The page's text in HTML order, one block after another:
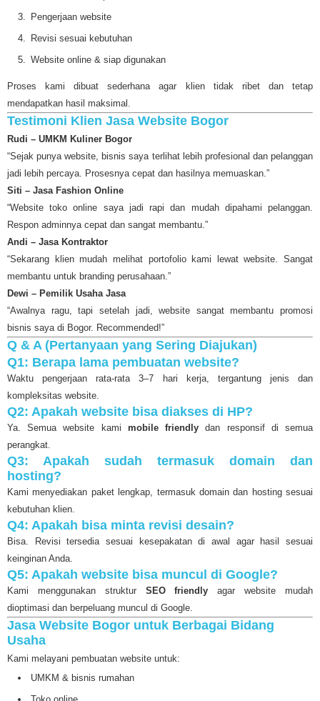
Pengerjaan website
Revisi sesuai kebutuhan
Website online & siap digunakan
Proses kami dibuat sederhana agar klien tidak ribet dan tetap
mendapatkan hasil maksimal.
Testimoni Klien Jasa Website Bogor
Rudi – UMKM Kuliner Bogor
“Sejak punya website, bisnis saya terlihat lebih profesional dan pelanggan
jadi lebih percaya. Prosesnya cepat dan hasilnya memuaskan.”
Siti – Jasa Fashion Online
“Website toko online saya jadi rapi dan mudah dipahami pelanggan.
Respon adminnya cepat dan sangat membantu.”
Andi – Jasa Kontraktor
“Sekarang klien mudah melihat portofolio kami lewat website. Sangat
membantu untuk branding perusahaan.”
Dewi – Pemilik Usaha Jasa
“Awalnya ragu, tapi setelah jadi, website sangat membantu promosi
bisnis saya di Bogor. Recommended!”
Q & A (Pertanyaan yang Sering Diajukan)
Q1: Berapa lama pembuatan website?
Waktu pengerjaan rata-rata 3–7 hari kerja, tergantung jenis dan
kompleksitas website.
Q2: Apakah website bisa diakses di HP?
Ya. Semua website kami mobile friendly dan responsif di semua
perangkat.
Q3: Apakah sudah termasuk domain dan
hosting?
Kami menyediakan paket lengkap, termasuk domain dan hosting sesuai
kebutuhan klien.
Q4: Apakah bisa minta revisi desain?
Bisa. Revisi tersedia sesuai kesepakatan di awal agar hasil sesuai
keinginan Anda.
Q5: Apakah website bisa muncul di Google?
Kami menggunakan struktur SEO friendly agar website mudah
dioptimasi dan berpeluang muncul di Google.
Jasa Website Bogor untuk Berbagai Bidang
Usaha
Kami melayani pembuatan website untuk:
UMKM & bisnis rumahan